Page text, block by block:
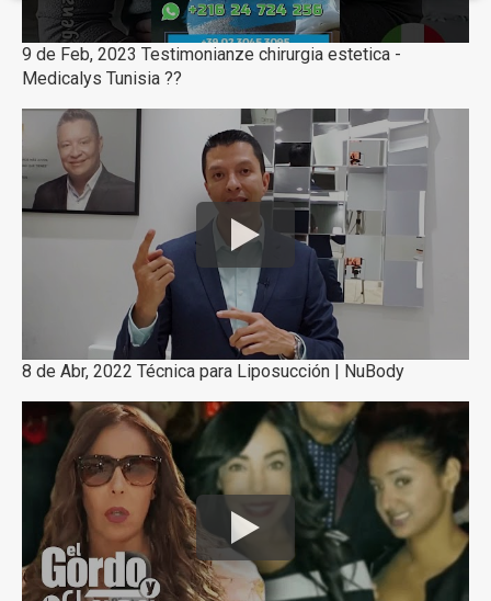
9 de Feb, 2023 Testimonianze chirurgia estetica -
Medicalys Tunisia ??
8 de Abr, 2022 Técnica para Liposucción | NuBody